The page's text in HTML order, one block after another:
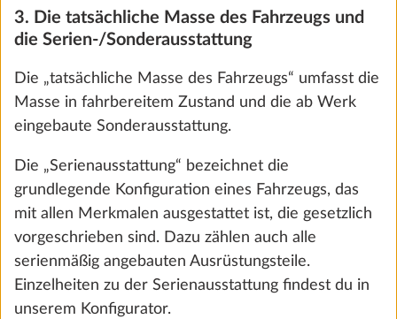
Heizung TRUMA Combi D 6 E, statt
Combi 4
-6,1 kg
3. Die tatsächliche Masse des Fahrzeugs und
die Serien-/Sonderausstattung
Die „tatsächliche Masse des Fahrzeugs“ umfasst die
Masse in fahrbereitem Zustand und die ab Werk
eingebaute Sonderausstattung.
Die „Serienausstattung“ bezeichnet die
grundlegende Konfiguration eines Fahrzeugs, das
mit allen Merkmalen ausgestattet ist, die gesetzlich
vorgeschrieben sind. Dazu zählen auch alle
serienmäßig angebauten Ausrüstungsteile.
Einzelheiten zu der Serienausstattung findest du in
unserem Konfigurator.